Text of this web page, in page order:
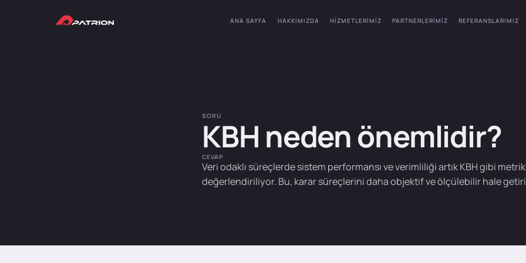
ANA SAYFA HAKKIMIZDA HIZMETLERIMIZ PARTNERLERIMIZ REFERANSLARIMIZ
SORU
KBH neden önemlidir?
CEVAP
Veri odaklı süreçlerde sistem performansı ve verimliliği artık KBH gibi
değerlendiriliyor. Bu, karar süreçlerini daha objektif ve ölçülebilir hale